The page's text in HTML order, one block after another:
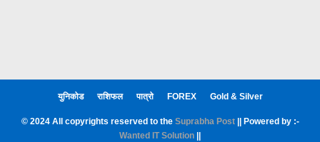
युनिकोड राशिफल पात्रो FOREX Gold & Silver
© 2024 All copyrights reserved to the Suprabha Post|| Powered by :-
Wanted IT Solution